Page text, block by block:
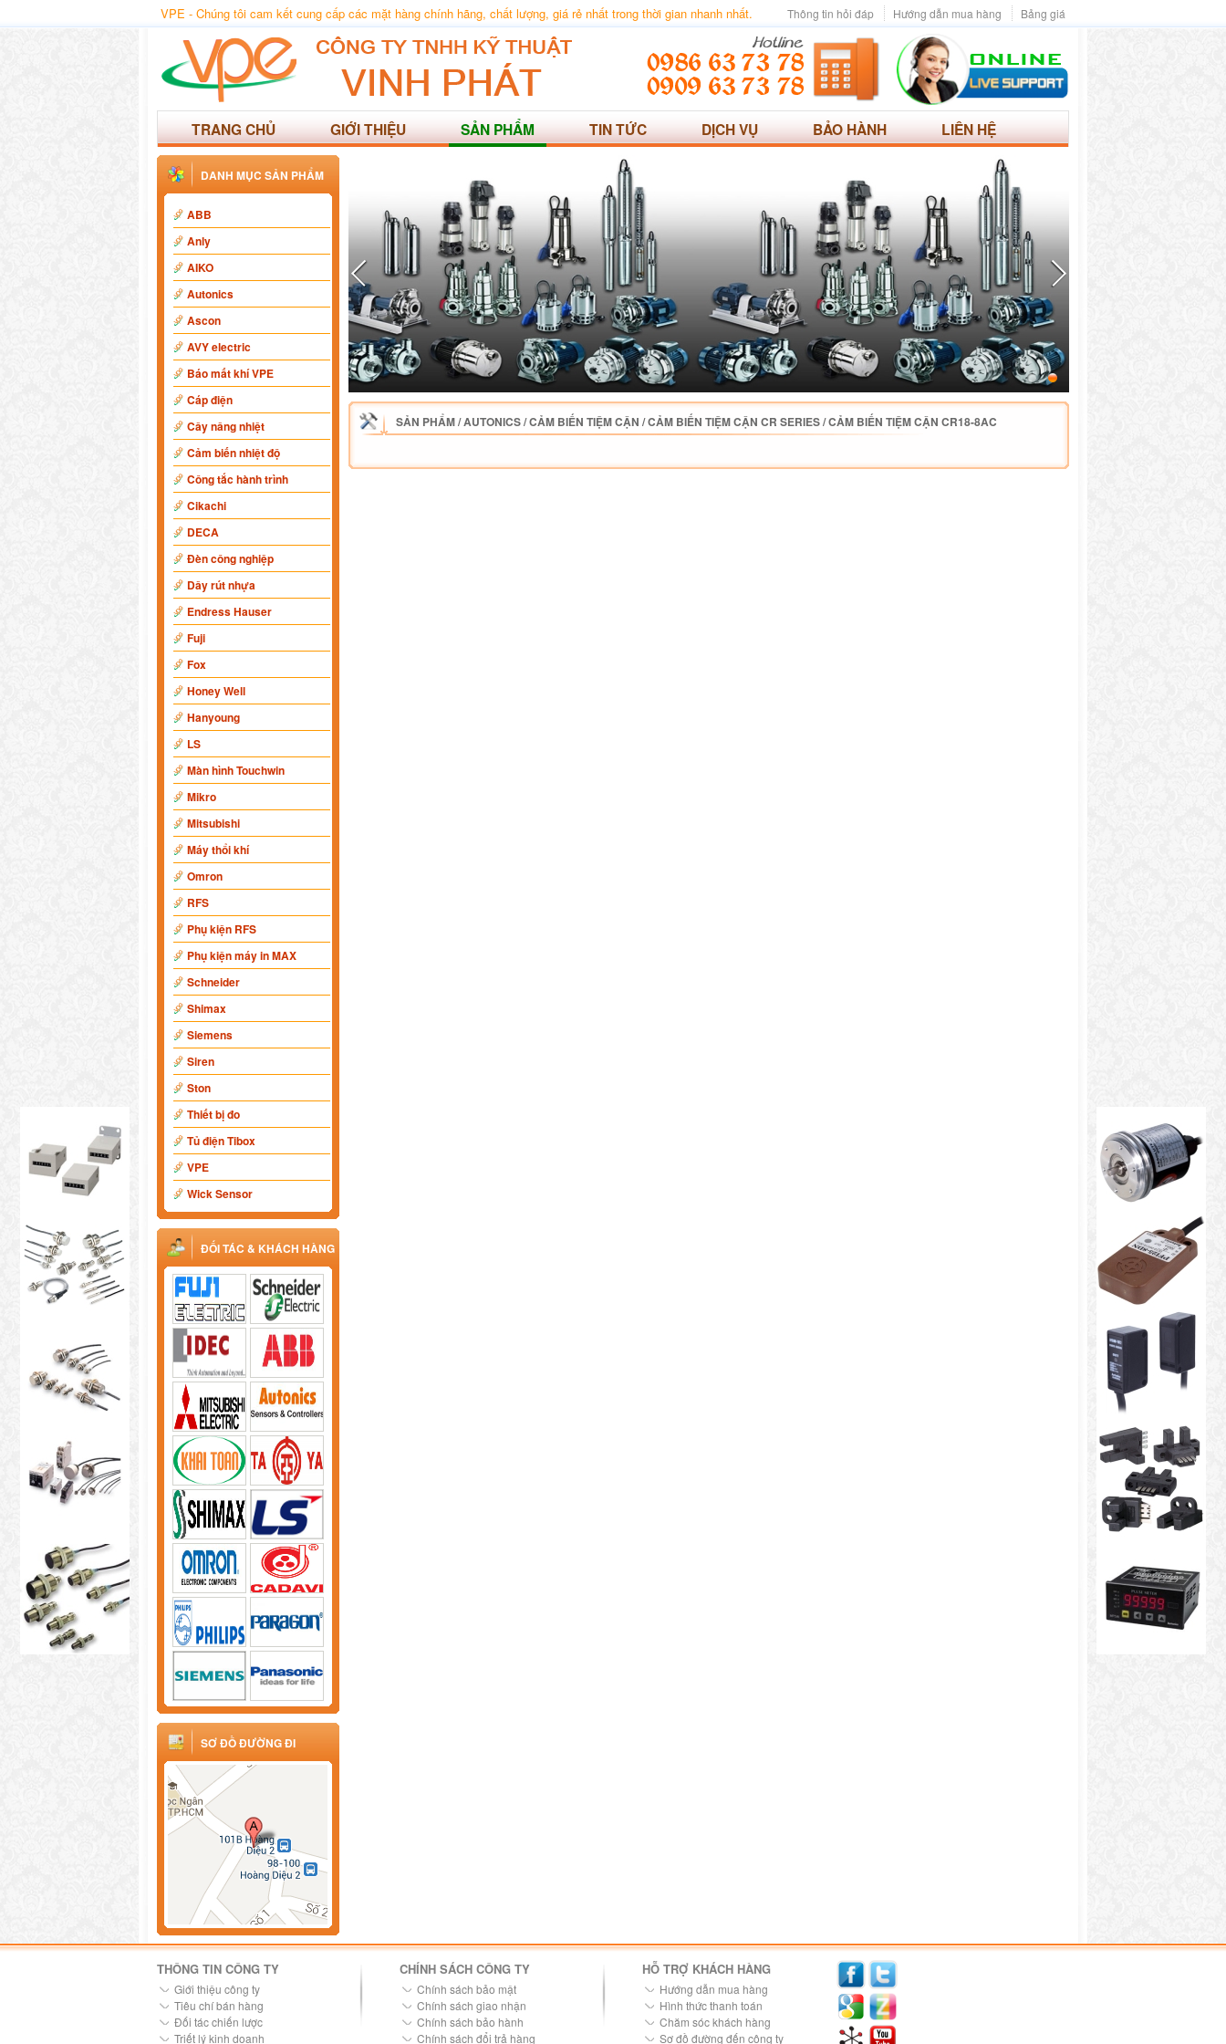
VPE - Chúng tôi cam kết cung cấp các mặt hàng chính hãng, chất lượng, giá rẻ nhất trong thời gian nhanh nhất. Bảng giá
Hướng dẫn mua hàng
Thông tin hỏi đáp
TRANG CHỦ GIỚI THIỆU SẢN PHẨM TIN TỨC DỊCH VỤ BẢO HÀNH LIÊN HỆ
DANH MỤC SẢN PHẨM
ABB
Anly
AIKO
Autonics
Ascon
AVY electric
Báo mất khí VPE
Cáp điện
Cây nâng nhiệt
Cảm biến nhiệt độ
Công tắc hành trình
Cikachi
DECA
Đèn công nghiệp
Dây rút nhựa
Endress Hauser
Fuji
Fox
Honey Well
Hanyoung
LS
Màn hình Touchwin
Mikro
Mitsubishi
Máy thổi khí
Omron
RFS
Phụ kiện RFS
Phụ kiện máy in MAX
Schneider
Shimax
Siemens
Siren
Ston
Thiết bị đo
Tủ điện Tibox
VPE
Wick Sensor
ĐỐI TÁC & KHÁCH HÀNG
SƠ ĐỒ ĐƯỜNG ĐI
SẢN PHẨM/AUTONICS/CẢM BIẾN TIỆM CẬN /CẢM BIẾN TIỆM CẬN CR SERIES/CẢM BIẾN TIỆM CẬN CR18-8AC
THÔNG TIN CÔNG TY
Giới thiệu công ty
Tiêu chí bán hàng
Đối tác chiến lược
Triết lý kinh doanh
CHÍNH SÁCH CÔNG TY
Chính sách bảo mật
Chính sách giao nhận
Chính sách bảo hành
Chính sách đổi trả hàng
HỖ TRỢ KHÁCH HÀNG
Hướng dẫn mua hàng
Hình thức thanh toán
Chăm sóc khách hàng
Sơ đồ đường đến công ty